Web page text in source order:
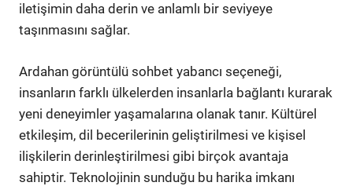
iletişimin daha derin ve anlamlı bir seviyeye
taşınmasını sağlar.
Ardahan görüntülü sohbet yabancı seçeneği,
insanların farklı ülkelerden insanlarla bağlantı kurarak
yeni deneyimler yaşamalarına olanak tanır. Kültürel
etkileşim, dil becerilerinin geliştirilmesi ve kişisel
ilişkilerin derinleştirilmesi gibi birçok avantaja
sahiptir. Teknolojinin sunduğu bu harika imkanı